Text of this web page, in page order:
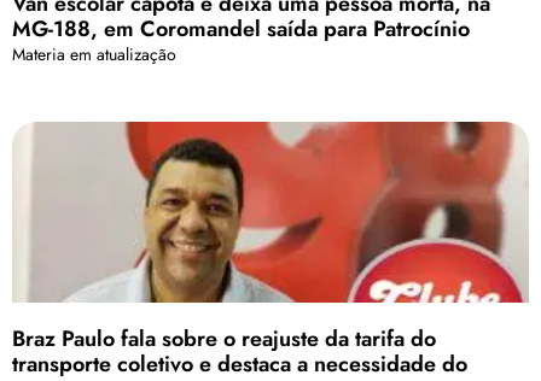
MG-188, em Coromandel saída para Patrocínio
Materia em atualização
Braz Paulo fala sobre o reajuste da tarifa do
transporte coletivo e destaca a necessidade do